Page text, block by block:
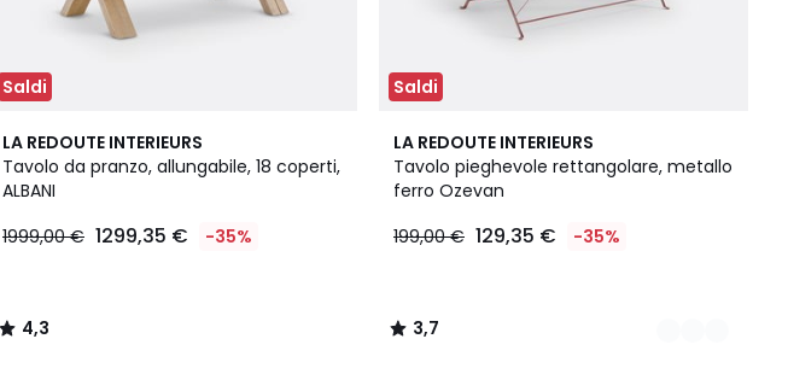
Saldi
LA REDOUTE INTERIEURS
Tavolo da pranzo, allungabile, 18 coperti,
ALBANI
1999,00 € 1299,35 € -35%
4,3
/ 5
4,3
/
Saldi
LA REDOUTE INTERIEURS
Tavolo pieghevole rettangolare, metallo
ferro Ozevan
199,00 € 129,35 € -35%
3,7
/ 5
5
Colori
3,7
/